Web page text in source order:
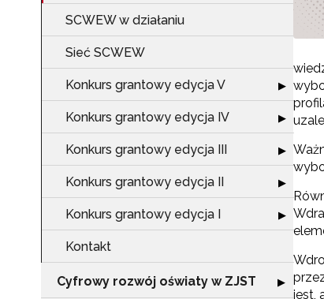
SCWEW w działaniu
Sieć SCWEW
Konkurs grantowy edycja V Rozwiń
▶
Konkurs grantowy edycja IV Rozwiń
▶
Konkurs grantowy edycja III Rozwiń
▶
Konkurs grantowy edycja II Rozwiń
▶
Konkurs grantowy edycja I Rozwiń
▶
Kontakt
Cyfrowy rozwój oświaty w ZJST Rozwiń
▶
jest,